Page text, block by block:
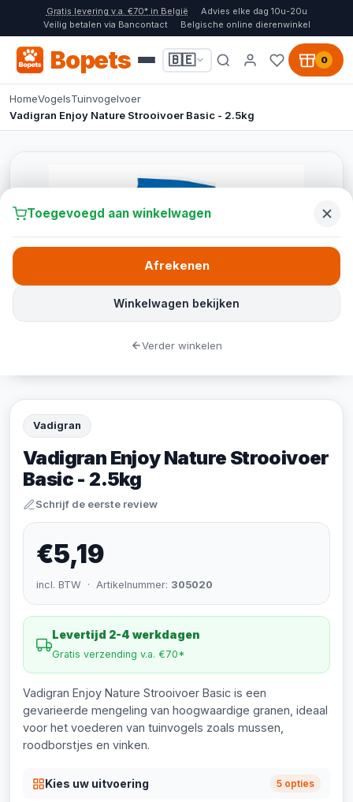
Gratis levering v.a. €70* in België
Advies elke dag 10u-20u
Veilig betalen via Bancontact
Belgische online dierenwinkel
Bopets 🇧🇪 0
HomeVogelsTuinvogelvoer
Vadigran Enjoy Nature Strooivoer Basic - 2.5kg
Vadigran
Vadigran Enjoy Nature Strooivoer
Basic - 2.5kg
Schrijf de eerste review
€5,19
incl. BTW · Artikelnummer: 305020
Levertijd 2-4 werkdagen
Gratis verzending v.a. €70*
Vadigran Enjoy Nature Strooivoer Basic is een
gevarieerde mengeling van hoogwaardige granen, ideaal
voor het voederen van tuinvogels zoals mussen,
roodborstjes en vinken.
Kies uw uitvoering 5 opties
Toegevoegd aan winkelwagen
Winkelwagen bekijken
Afrekenen
Verder winkelen